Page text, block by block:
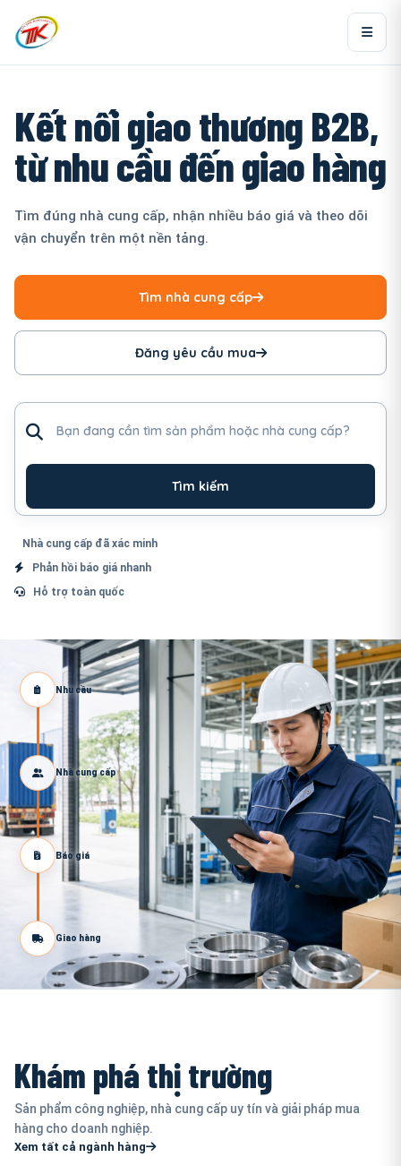
Kết nối giao thương B2B,
từ nhu cầu đến giao hàng
Tìm đúng nhà cung cấp, nhận nhiều báo giá và theo dõi
vận chuyển trên một nền tảng.
Tìm nhà cung cấp
Đăng yêu cầu mua
Tìm kiếm
Nhà cung cấp đã xác minh
Phản hồi báo giá nhanh
Hỗ trợ toàn quốc
Nhu cầu
Nhà cung cấp
Báo giá
Giao hàng
Khám phá thị trường
Sản phẩm công nghiệp, nhà cung cấp uy tín và giải pháp mua
hàng cho doanh nghiệp.
Xem tất cả ngành hàng